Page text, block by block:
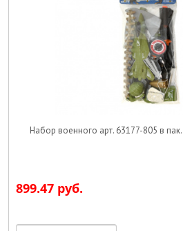
Набор военного арт. 63177-805 в пак.
899.47 руб.